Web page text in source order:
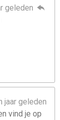
geleden
jaar geleden
vind je op